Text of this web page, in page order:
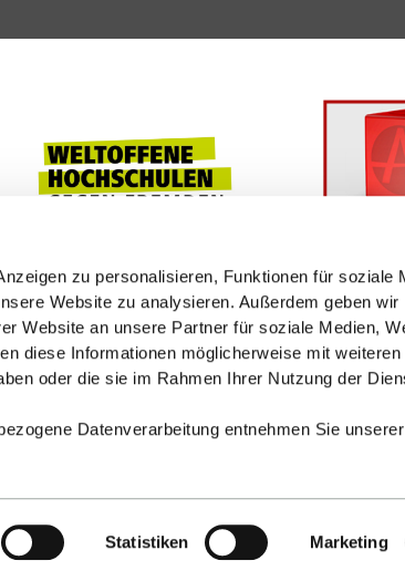
zu personalisieren, Funktionen für soziale
Website zu analysieren. Außerdem geben wir
Website an unsere Partner für soziale Medien,
diese Informationen möglicherweise mit weiteren
oder die sie im Rahmen Ihrer Nutzung der
Datenverarbeitung entnehmen Sie unserer
Statistiken Marketing